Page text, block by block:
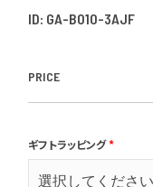
ID: GA-B010-3AJF
PRICE
ギフトラッピング*